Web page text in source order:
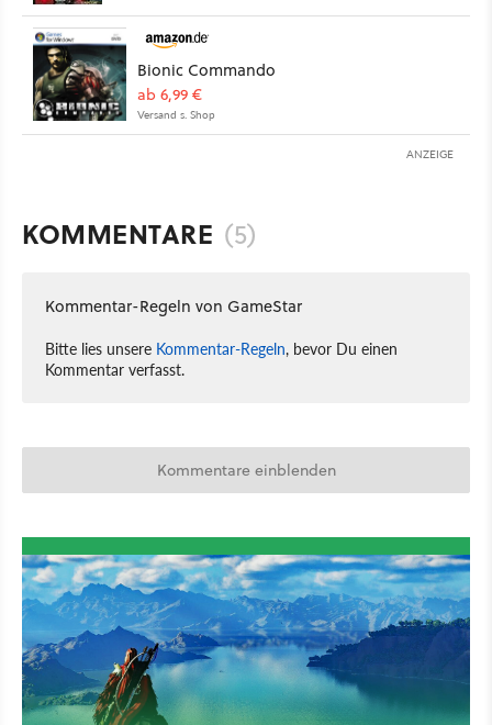
Bionic Commando
ab 6,99 €
Versand s. Shop
ANZEIGE
KOMMENTARE (5)
Kommentar-Regeln von GameStar
Bitte lies unsere Kommentar-Regeln, bevor Du einen
Kommentar verfasst.
Kommentare einblenden